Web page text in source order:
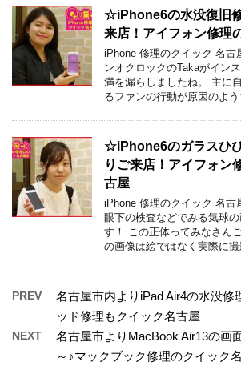
☆iPhone6の水没復旧
来店！アイフォン修理
iPhone 修理のクイック 名古
ンオクロックのTakaがイン
満を漏らしましたね。 主に
るファンの行動が原因のよ
☆iPhone6のガラスひ
りご来店！アイフォン
古屋
iPhone 修理のクイック 名古
眼下の検査などでみる気球
す！ この正体ってみなさん
の画像は絵ではなく実際に
PREV
名古屋市内よりiPad Air4の水没修
ッド修理もクイック名古屋
NEXT
名古屋市よりMacBook Air13の画
～♪マックブック修理のクイック